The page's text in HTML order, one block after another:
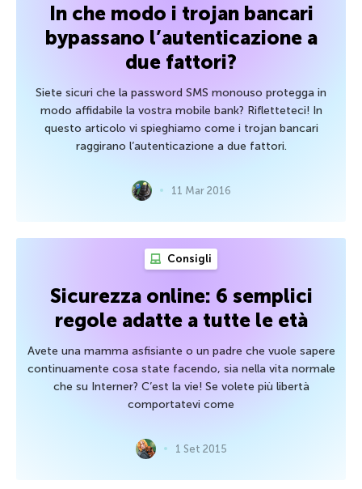
In che modo i trojan bancari
bypassano l’autenticazione a
due fattori?
Siete sicuri che la password SMS monouso protegga in
modo affidabile la vostra mobile bank? Rifletteteci! In
questo articolo vi spieghiamo come i trojan bancari
raggirano l’autenticazione a due fattori.
11 Mar 2016
Consigli
Sicurezza online: 6 semplici
regole adatte a tutte le età
Avete una mamma asfisiante o un padre che vuole sapere
continuamente cosa state facendo, sia nella vita normale
che su Interner? C’est la vie! Se volete più libertà
comportatevi come
1 Set 2015